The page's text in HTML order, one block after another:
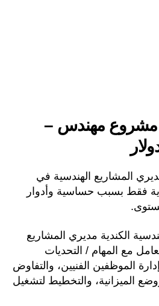
مشروع مهندس –
المشاريع الهندسية في
فقط بسبب حساسية وأدوار
الكندية مديري المشاريع
مع المهام / التحديات
الموظفين الفنيين، والتفاوض
الميزانية، والتخطيط لتشغيل